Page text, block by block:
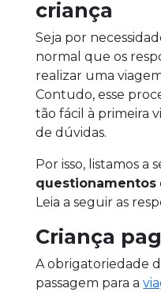
criança
Seja por
normal que os
realizar uma
Contudo, esse
tão fácil à primeira
de dúvidas.
Por isso, listamos a
questionamentos
Leia a seguir as
Criança
A obrigatoriedade
passagem para a